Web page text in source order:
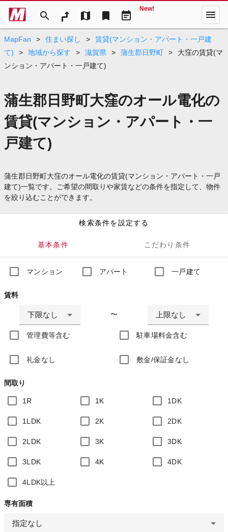
search map bookmark event_note
New! menu
MapFan > 住まい探し >
賃貸(マンション・アパート・一戸建
て)
> 地域から探す > 滋賀県 > 蒲生郡日野町 >
大窪の賃貸(マ
ンション・アパート・一戸建て)
蒲生郡日野町大窪のオール電化の
賃貸(マンション・アパート・一
戸建て)
蒲生郡日野町大窪のオール電化の賃貸(マンション・アパート・一戸
建て)一覧です。ご希望の間取りや家賃などの条件を指定して、物件
を絞り込むことができます。
検索条件を設定する
基本条件 こだわり条件
マンション アパート 一戸建て
賃料
下限なし 〜 上限なし
管理費等含む 駐車場料金含む
礼金なし 敷金/保証金なし
間取り
1R 1K 1DK
1LDK 2K 2DK
2LDK 3K 3DK
3LDK 4K 4DK
4LDK以上
専有面積
指定なし